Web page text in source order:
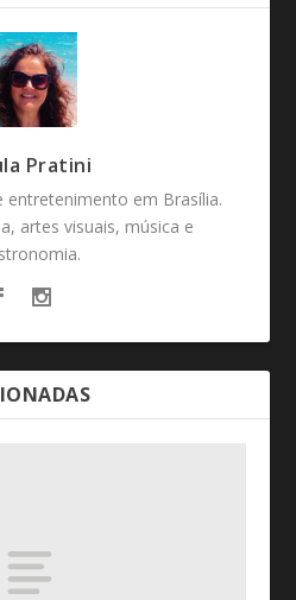
Pratini
entretenimento em Brasília.
artes visuais, música e